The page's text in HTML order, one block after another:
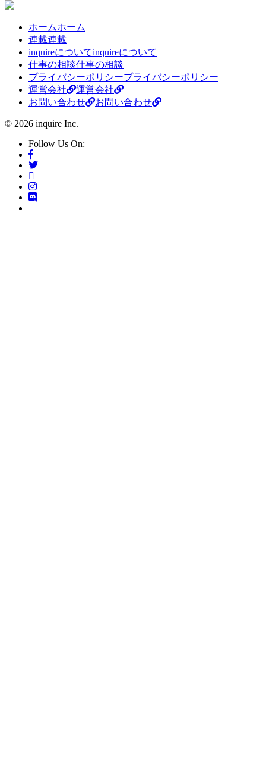
ホームホーム
連載連載
inquireについてinquireについて
仕事の相談仕事の相談
プライバシーポリシープライバシーポリシー
運営会社
運営会社
お問い合わせ
お問い合わせ
© 2026 inquire Inc.
Follow Us On: